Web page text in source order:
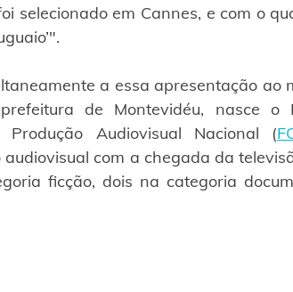
selecionado em Cannes, e com o
a essa apresentação ao
de Montevidéu, nasce o
Produção Audiovisual Nacional (
com a chegada da
ficção, dois na categoria